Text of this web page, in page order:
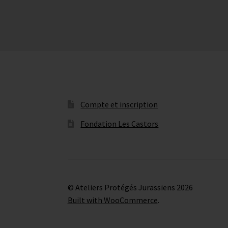
Compte et inscription
Fondation Les Castors
© Ateliers Protégés Jurassiens 2026
Built with WooCommerce.